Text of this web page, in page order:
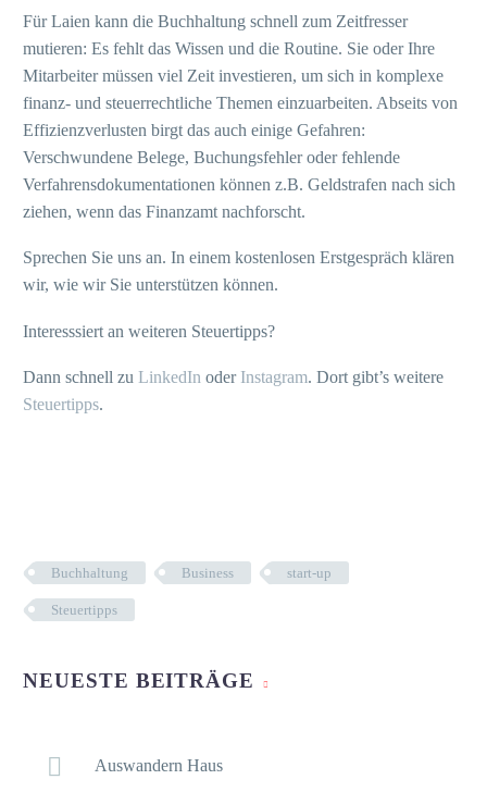
Für Laien kann die Buchhaltung schnell zum Zeitfresser
mutieren: Es fehlt das Wissen und die Routine. Sie oder Ihre
Mitarbeiter müssen viel Zeit investieren, um sich in komplexe
finanz- und steuerrechtliche Themen einzuarbeiten. Abseits von
Effizienzverlusten birgt das auch einige Gefahren:
Verschwundene Belege, Buchungsfehler oder fehlende
Verfahrensdokumentationen können z.B. Geldstrafen nach sich
ziehen, wenn das Finanzamt nachforscht.
Sprechen Sie uns an. In einem kostenlosen Erstgespräch klären
wir, wie wir Sie unterstützen können.
Interesssiert an weiteren Steuertipps?
Dann schnell zu LinkedIn oder Instagram. Dort gibt’s weitere
Steuertipps.
Buchhaltung Business start-up
Steuertipps
NEUESTE BEITRÄGE
Auswandern Haus